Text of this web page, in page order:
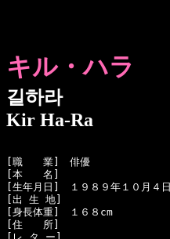
キル・ハラ
길하라
Kir Ha-Ra
[職　　業]　俳優
[本　　名]
[生年月日]　１９８９年１０月４日
[出 生 地]
[身長体重]　１６８cm
[住　　所]